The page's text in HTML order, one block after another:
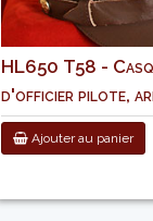
HL650 T58 -
d'officier pilote,
Ajouter au panier